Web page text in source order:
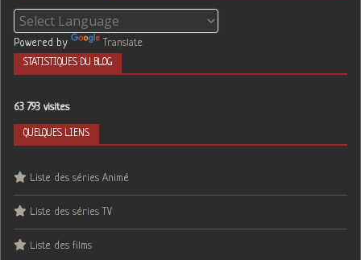
Powered by Translate
STATISTIQUES DU BLOG
63 793 visites
QUELQUES LIENS
Liste des séries Animé
Liste des séries TV
Liste des films